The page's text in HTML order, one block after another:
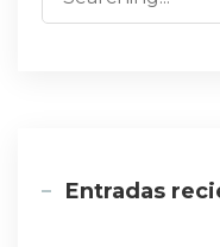
for:
Entradas